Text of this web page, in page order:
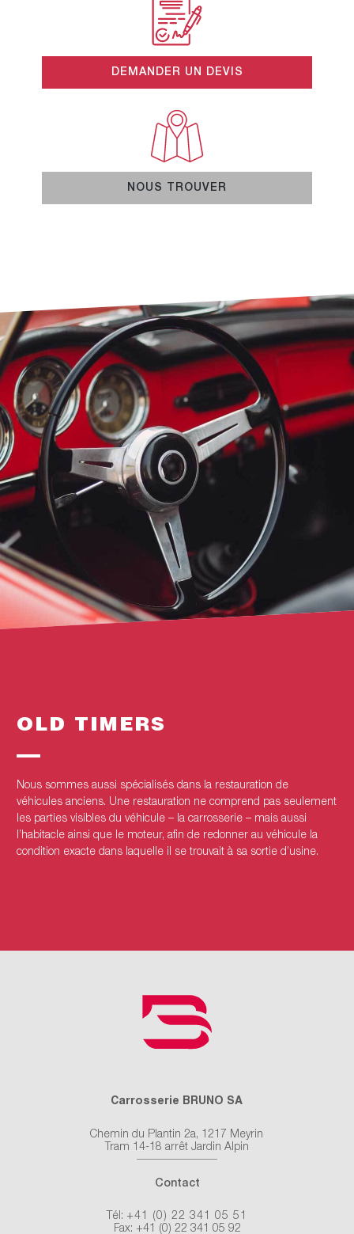
DEMANDER UN DEVIS
NOUS TROUVER
OLD TIMERS
Nous sommes aussi spécialisés dans la restauration de
véhicules anciens. Une restauration ne comprend pas seulement
les parties visibles du véhicule – la carrosserie – mais aussi
l’habitacle ainsi que le moteur, afin de redonner au véhicule la
condition exacte dans laquelle il se trouvait à sa sortie d’usine.
Carrosserie BRUNO SA
Chemin du Plantin 2a, 1217 Meyrin
Tram 14-18 arrêt Jardin Alpin
Contact
Tél: +41 (0) 22 341 05 51
Fax: +41 (0) 22 341 05 92